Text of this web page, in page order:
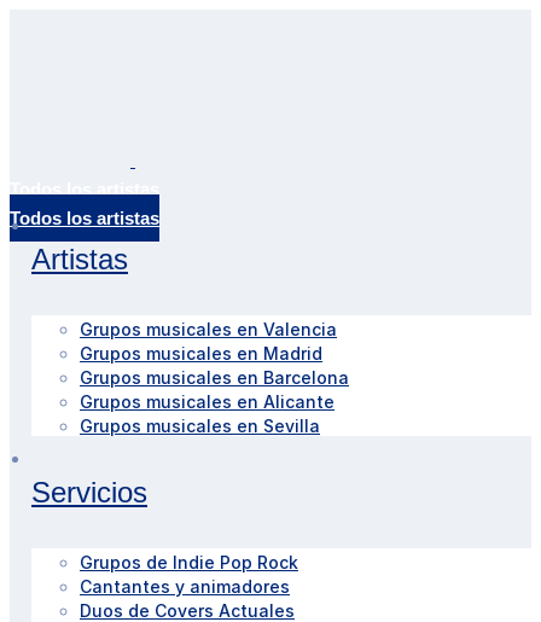
Artistas
Grupos musicales en Valencia
Grupos musicales en Madrid
Grupos musicales en Barcelona
Grupos musicales en Alicante
Grupos musicales en Sevilla
Servicios
Grupos de Indie Pop Rock
Cantantes y animadores
Duos de Covers Actuales